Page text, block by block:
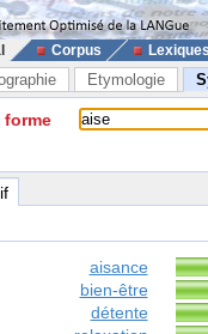
Corpus
Etymologie
forme
aisance
bien-être
détente